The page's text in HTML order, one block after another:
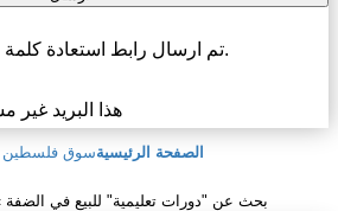
تم ارسال رابط استعادة كلمة المرور الى بريدك بنجاح.
هذا البريد
الصفحة الرئيسية
بحث عن "دورات تعليمية" للبيع في الضفة »